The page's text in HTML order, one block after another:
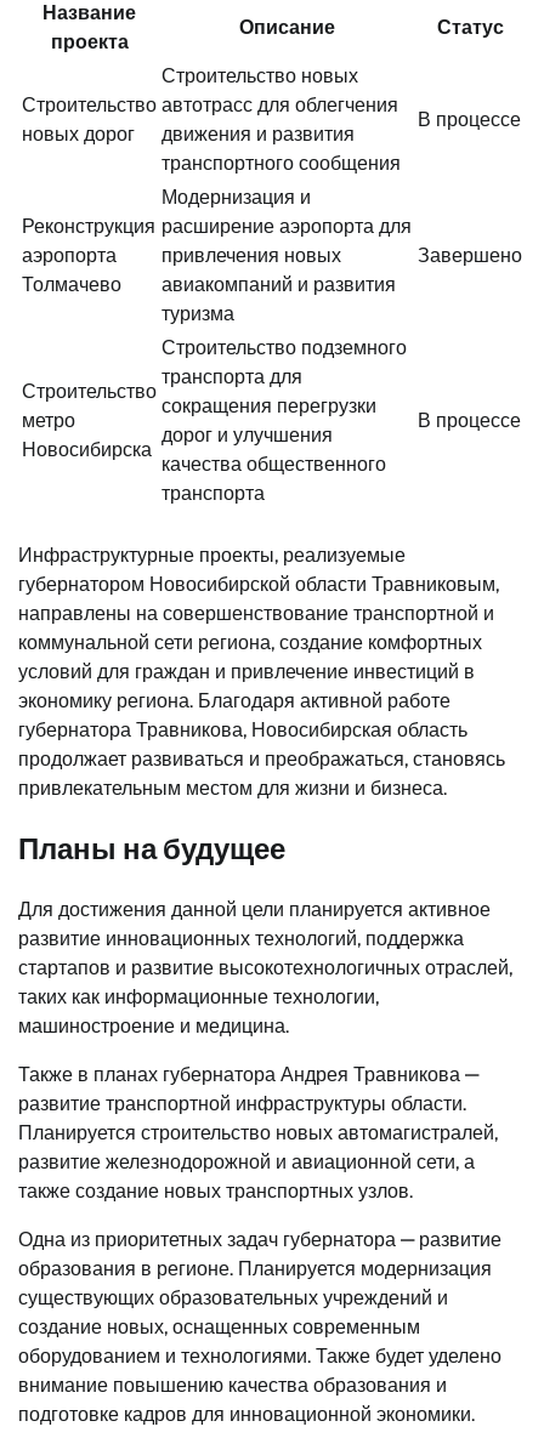
Название
проекта
Описание Статус
Строительство
новых дорог
Строительство новых
автотрасс для облегчения
движения и развития
транспортного сообщения
В процессе
Реконструкция
аэропорта
Толмачево
Модернизация и
расширение аэропорта для
привлечения новых
авиакомпаний и развития
туризма
Завершено
Строительство
метро
Новосибирска
Строительство подземного
транспорта для
сокращения перегрузки
дорог и улучшения
качества общественного
транспорта
В процессе
Инфраструктурные проекты, реализуемые
губернатором Новосибирской области Травниковым,
направлены на совершенствование транспортной и
коммунальной сети региона, создание комфортных
условий для граждан и привлечение инвестиций в
экономику региона. Благодаря активной работе
губернатора Травникова, Новосибирская область
продолжает развиваться и преображаться, становясь
привлекательным местом для жизни и бизнеса.
Планы на будущее
Для достижения данной цели планируется активное
развитие инновационных технологий, поддержка
стартапов и развитие высокотехнологичных отраслей,
таких как информационные технологии,
машиностроение и медицина.
Также в планах губернатора Андрея Травникова —
развитие транспортной инфраструктуры области.
Планируется строительство новых автомагистралей,
развитие железнодорожной и авиационной сети, а
также создание новых транспортных узлов.
Одна из приоритетных задач губернатора — развитие
образования в регионе. Планируется модернизация
существующих образовательных учреждений и
создание новых, оснащенных современным
оборудованием и технологиями. Также будет уделено
внимание повышению качества образования и
подготовке кадров для инновационной экономики.